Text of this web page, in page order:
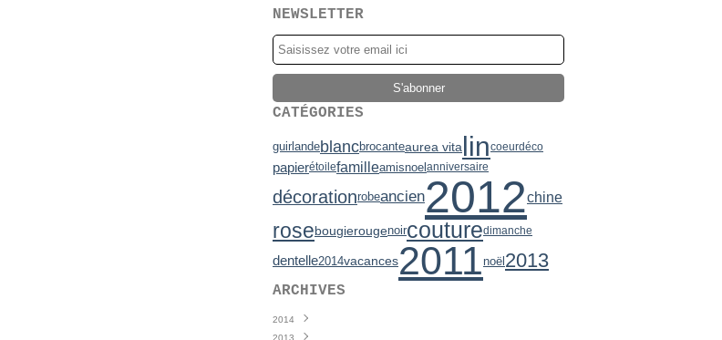
NEWSLETTER
CATÉGORIES
guirlandeblancbrocanteaurea vitalincoeurdéco
papierétoilefamilleamisnoelanniversaire
décorationrobeancien2012chine
rosebougierougenoircouturedimanche
dentelle2014vacances2011noël2013
ARCHIVES
2014
Juin
2013